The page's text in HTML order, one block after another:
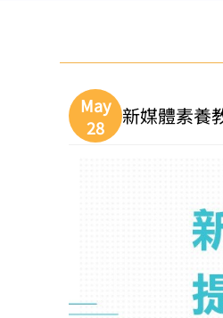
May
28
新媒體素養